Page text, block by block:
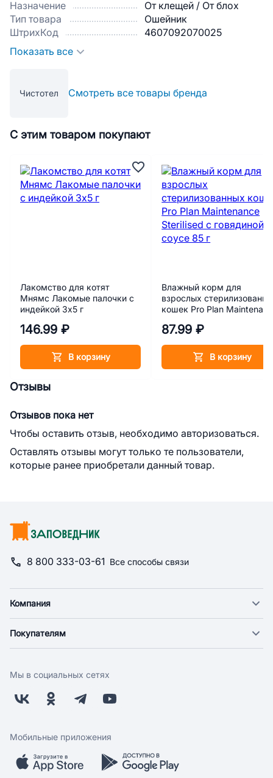
Назначение
От клещей / От блох
Тип товара
Ошейник
ШтрихКод
4607092070025
Показать все
Чистотел Смотреть все товары бренда
С этим товаром покупают
Лакомство для котят
Мнямс Лакомые палочки с
индейкой 3х5 г
146.99 ₽
В корзину
Влажный корм для
взрослых
кошек Pro Plan
соусе 85 г
87.99 ₽
В корзину
Отзывы
Отзывов пока нет
Чтобы оставить отзыв, необходимо авторизоваться.
Оставлять отзывы могут только те пользователи,
которые ранее приобретали данный товар.
8 800 333-03-61 Все способы связи
Компания
Новости
Поставщикам
Заводчикам
Обратная связь
Покупателям
Оплата
Бонусная программа
Скидки и акции
Мобильное приложение
Мы в социальных сетях
Мобильные приложения